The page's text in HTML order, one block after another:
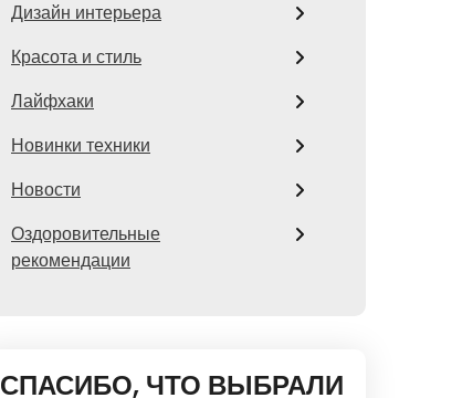
Дизайн интерьера
Красота и стиль
Лайфхаки
Новинки техники
Новости
Оздоровительные
рекомендации
СПАСИБО, ЧТО ВЫБРАЛИ